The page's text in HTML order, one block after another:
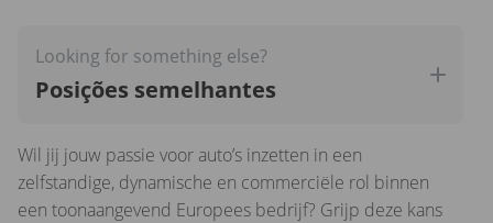
Je beschikt over een rijbewijs B
Looking for something else?
Posições semelhantes
Wil jij jouw passie voor auto’s inzetten in een
zelfstandige, dynamische en commerciële rol binnen
een toonaangevend Europees bedrijf? Grijp deze kans